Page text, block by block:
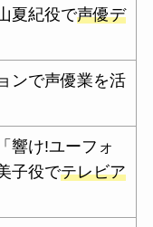
夏紀役で声優デ
ンで声優業を活
響け!ユーフォ
子役でテレビア